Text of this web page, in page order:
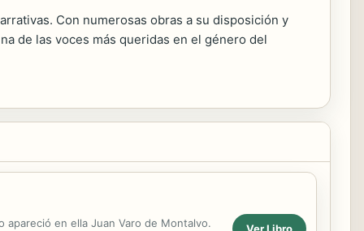
Con numerosas obras a su disposición y
de las voces más queridas en el género del
apareció en ella Juan Varo de Montalvo.
Ver Libro